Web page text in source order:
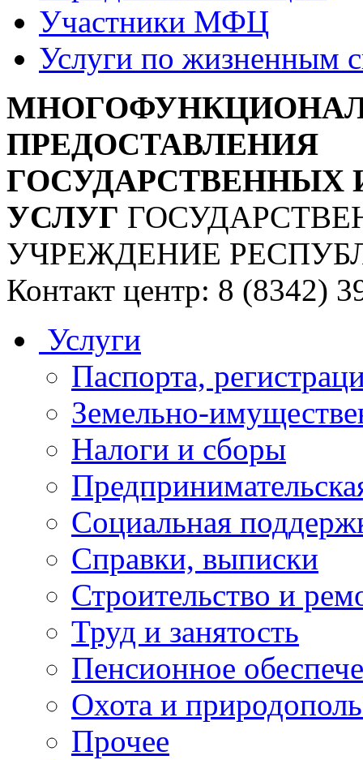
Участники МФЦ
Услуги по жизненным
ПРЕДОСТАВЛЕНИЯ
УСЛУГ
УЧРЕЖДЕНИЕ
Контакт центр: 8 (8342)
Услуги
Паспорта,
Земельно-
Налоги и сборы
Социальная
Справки, выписки
Строительство и
Труд и занятость
Пенсионное
Охота и
Прочее